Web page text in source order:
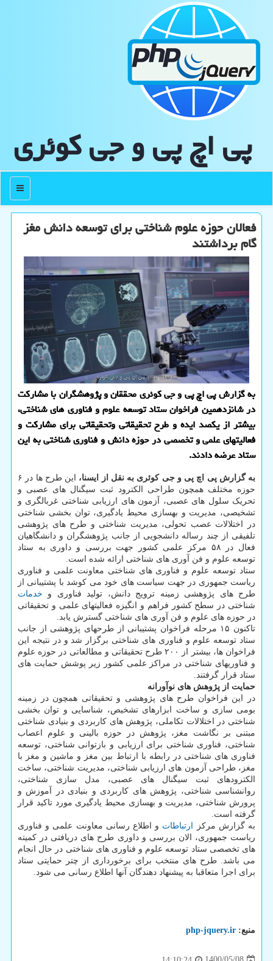
پی اچ پی و جی كوئری
منو
فعالان حوزه علوم شناختی برای توسعه دانش مغز
گام برداشتند
به گزارش پی اچ پی و جی کوئری محققان و پژوهشگران با مشارکت
در شانزدهمین فراخوان ستاد توسعه علوم و فناوری های شناختی،
بیشتر از یکصد ایده و طرح تحقیقاتی وتحقیقاتی برای مشارکت و
فعالیتهای علمی و تخصصی در حوزه دانش و فناوری شناختی به این
ستاد عرضه دادند.
به گزارش پی اچ پی و جی کوئری به نقل از ایسنا،
این طرح ها در ۶
حوزه مختلف همچون طراحی الکترود ثبت سیگنال های عصبی و
تحریک سلول های عصبی، آزمون های ارزیابی شناختی غربالگری و
تشخیصی، مدیریت و بهسازی محیط یادگیری، توان بخشی شناختی
در اختلالات عصب تحولی، مدیریت شناختی و طرح های پژوهشی
تلفیقی از چند رساله دانشجویی از جانب پژوهشگران و دانشگاهیان
فعال در ۵۸ مرکز علمی کشور جهت بررسی و داوری به ستاد
توسعه علوم و فن آوری های شناختی ارائه شده است.
ستاد توسعه علوم و فناوری های شناختی معاونت علمی و فناوری
ریاست جمهوری در جهت سیاست های خود می کوشد با پشتیبانی از
طرح های پژوهشی زمینه ترویج دانش، تولید فناوری و خدمات
شناختی در سطح کشور فراهم و انگیزه فعالیتهای علمی و تحقیقاتی
در حوزه های علوم و فن آوری های شناختی گسترش یابد.
تاکنون ۱۵ مرحله فراخوان پشتیبانی از طرح­های پژوهشی از جانب
ستاد توسعه علوم و فناوری های شناختی برگزار شد و در نتیجه این
فراخوان ­ها، بیشتر از ۲۰۰ طرح تحقیقاتی و مطالعاتی در حوزه علوم
و فناوری­های شناختی در مراکز علمی کشور زیر پوشش حمایت های
ستاد قرار گرفتند.
حمایت از پژوهش های نوآورانه
در این فراخوان طرح های پژوهشی و تحقیقاتی همچون در زمینه
بومی سازی و ساخت ابزارهای تشخیص، شناسایی و توان بخشی
شناختی در اختلالات تکاملی، پژوهش های کاربردی و بنیادی شناختی
مبتنی بر نگاشت مغز، پژوهش در حوزه بالینی و علوم اعصاب
شناختی، فناوری شناختی برای ارزیابی و بازتوانی شناختی، توسعه
فناوری های شناختی در رابطه با ارتباط بین مغز و ماشین و مغز با
مغز، طراحی آزمون های ارزیابی شناختی، مدیریت شناختی، ساخت
الکترودهای ثبت سیگنال های عصبی، مدل سازی شناختی،
روانشناسی شناختی، پژوهش های کاربردی و بنیادی در آموزش و
پرورش شناختی، مدیریت و بهسازی محیط یادگیری مورد تاکید قرار
گرفته است.
به گزارش مرکز
ارتباطات و اطلاع رسانی معاونت علمی و فناوری
ریاست جمهوری، الان بررسی و داوری طرح های دریافتی در کمیته
های تخصصی ستاد توسعه علوم و فناوری های شناختی در حال انجام
می باشد. طرح های منتخب برای برخورداری از چتر حمایتی ستاد
برای اجرا متعاقبا به پیشنهاد دهندگان آنها اطلاع رسانی می شود.
منبع: php-jquery.ir